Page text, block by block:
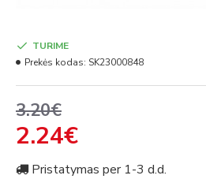
3.20€
2.24€
TURIME
Prekės kodas: SK23000848
Pristatymas per 1-3 d.d.